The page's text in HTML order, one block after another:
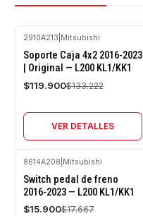
-10%
OFF
2910A213 Mitsubishi
Soporte Caja 4x2 2016-2023
| Original — L200 KL1/KK1
$119.900$133.222
VER DETALLES
-10%
OFF
8614A208 Mitsubishi
Switch pedal de freno
2016-2023 — L200 KL1/KK1
$15.900$17.667